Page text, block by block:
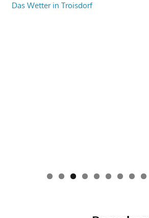
Das Wetter in Troisdorf